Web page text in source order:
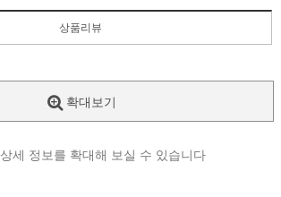
상품리뷰
확대보기
상세 정보를 확대해 보실 수 있습니다